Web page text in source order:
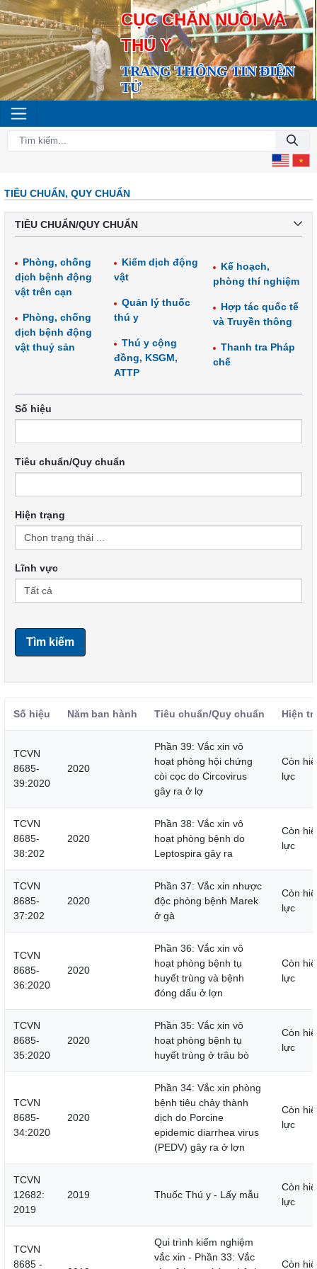
CỤC CHĂN NUÔI VÀ
THÚ Y
TRANG THÔNG TIN ĐIỆN
TỬ
TIÊU CHUẨN, QUY CHUẨN
TIÊU CHUẨN/QUY CHUẨN
Phòng, chống
dịch bệnh động
vật trên cạn
Phòng, chống
dịch bệnh động
vật thuỷ sản
Kiểm dịch động
vật
Quản lý thuốc
thú y
Thú y cộng
đồng, KSGM,
ATTP
Kế hoạch,
phòng thí nghiệm
Hợp tác quốc tế
và Truyền thông
Thanh tra Pháp
chế
Số hiệu
Tiêu chuẩn/Quy chuẩn
Hiện trạng
Lĩnh vực
Tìm kiếm
Số hiệu Năm ban hành Tiêu chuẩn/Quy chuẩn Hiện
TCVN
8685-
39:2020
2020
Phần 39: Vắc xin vô
hoạt phòng hội chứng
còi cọc do Circovirus
gây ra ở lợ
Còn
lực
TCVN
8685-
38:202
2020
Phần 38: Vắc xin vô
hoạt phòng bệnh do
Leptospira gây ra
Còn
lực
TCVN
8685-
37:202
2020
Phần 37: Vắc xin nhược
độc phòng bệnh Marek
ở gà
Còn
lực
TCVN
8685-
36:2020
2020
Phần 36: Vắc xin vô
hoạt phòng bệnh tụ
huyết trùng và bệnh
đóng dấu ở lợn
Còn
lực
TCVN
8685-
35:2020
2020
Phần 35: Vắc xin vô
hoạt phòng bệnh tụ
huyết trùng ở trâu bò
Còn
lực
TCVN
8685-
34:2020
2020
Phần 34: Vắc xin phòng
bệnh tiêu chảy thành
dịch do Porcine
epidemic diarrhea virus
(PEDV) gây ra ở lợn
Còn
lực
TCVN
12682:
2019
2019 Thuốc Thú y - Lấy mẫu
Còn
lực
TCVN
8685 -
Qui trình kiểm nghiệm
vắc xin - Phần 33: Vắc
Còn